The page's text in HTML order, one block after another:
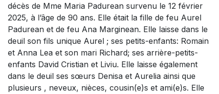
décès de Mme Maria Padurean survenu le 12 février
2025, à l’âge de 90 ans. Elle était la fille de feu Aurel
Padurean et de feu Ana Marginean. Elle laisse dans le
deuil son fils unique Aurel ; ses petits-enfants: Romain
et Anna Lea et son mari Richard; ses arrière-petits-
enfants David Cristian et Liviu. Elle laisse également
dans le deuil ses sœurs Denisa et Aurelia ainsi que
plusieurs , neveux, nièces, cousin(e)s et ami(e)s. Elle